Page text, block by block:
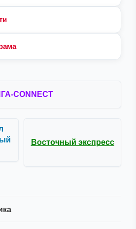
CONNECT
Восточный экспресс